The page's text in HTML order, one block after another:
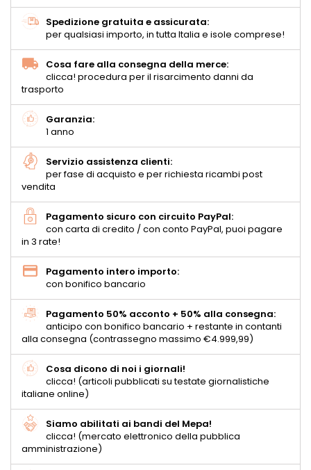
Spedizione gratuita e assicurata:
per qualsiasi importo, in tutta Italia e isole comprese!
Cosa fare alla consegna della merce:
clicca! procedura per il risarcimento danni da
trasporto
Garanzia:
1 anno
Servizio assistenza clienti:
per fase di acquisto e per richiesta ricambi post
vendita
Pagamento sicuro con circuito PayPal:
con carta di credito / con conto PayPal, puoi pagare
in 3 rate!
Pagamento intero importo:
con bonifico bancario
Pagamento 50% acconto + 50% alla consegna:
anticipo con bonifico bancario + restante in contanti
alla consegna (contrassegno massimo €4.999,99)
Cosa dicono di noi i giornali!
clicca! (articoli pubblicati su testate giornalistiche
italiane online)
Siamo abilitati ai bandi del Mepa!
clicca! (mercato elettronico della pubblica
amministrazione)